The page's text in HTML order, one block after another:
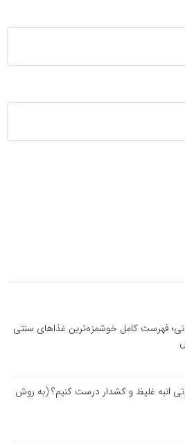
فهرست کامل خوشمزه‌ترین غذاهای سنتی
انبه غلیظ و کشدار درست کنیم؟ (به روش